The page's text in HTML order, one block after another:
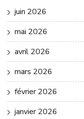
juin 2026
mai 2026
avril 2026
mars 2026
février 2026
janvier 2026